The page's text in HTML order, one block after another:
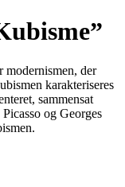
modernismen, der
karakteriseres
sammensat
og Georges